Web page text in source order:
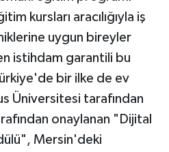
kursları aracılığıyla iş
uygun bireyler
istihdam garantili bu
bir ilke de ev
Üniversitesi tarafından
onaylanan "Dijital
Mersin'deki